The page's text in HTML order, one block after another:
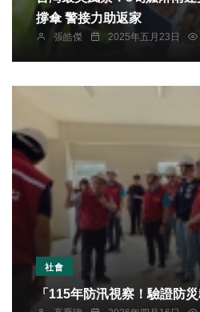
撐傘 警接力助返家
張皓傑 2025年五月23日
社會
「115年防汛視察！驗證防